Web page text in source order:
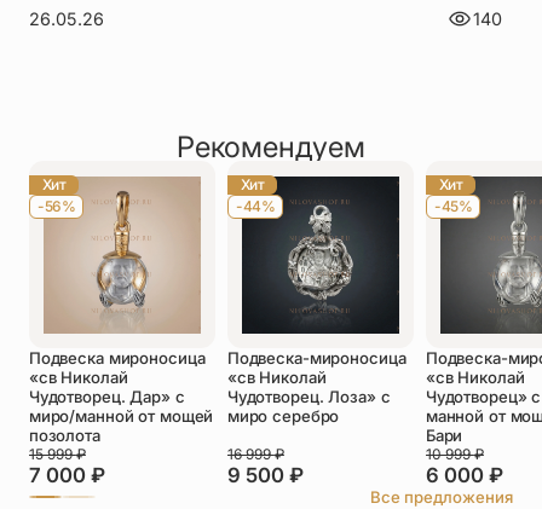
26.05.26 140
Рекомендуем
Хит
-56%
Подвеска мироносица
«св Николай
Чудотворец. Дар» с
миро/манной от мощей
позолота
7 000 ₽
15 999₽
Хит
-44%
Подвеска-мироносица
«св Николай
Чудотворец. Лоза» с
миро серебро
9 500 ₽
16 999₽
Хит
-45%
Подвеска-
«св Николай
Чудотворец»
манной от
Бари
6 000 ₽
10 999₽
Все предложения